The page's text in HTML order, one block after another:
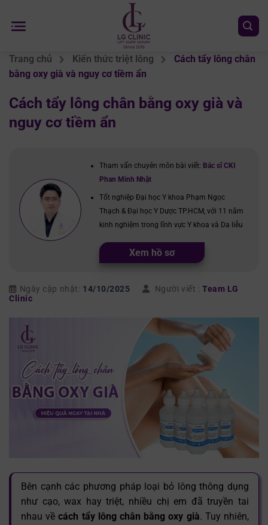
đến
Trang chủ Kiến thức triệt lông
Cách tẩy lông chân
bằng oxy già và nguy cơ tiềm ẩn
Cách tẩy lông chân bằng oxy già và
nguy cơ tiềm ẩn
Tham vấn chuyên môn bài viết: Bác sĩ CKI
Phan Minh Nhật
Tốt nghiệp Đại học Y khoa Phạm Ngọc
Thạch & Đại học Y Dược TP.HCM, với 11 năm
kinh nghiệm trong lĩnh vực Y khoa và Da liễu
Xem hồ sơ
Ngày cập nhật: 14/10/2025 Người viết : Team LG
Clinic
Bên cạnh các phương pháp loại bỏ lông thông dụng
như cạo, wax hay triệt, nhiều chị em đã truyền tai
nhau vềcách tẩy lông chân bằng oxy già. Tuy nhiên,